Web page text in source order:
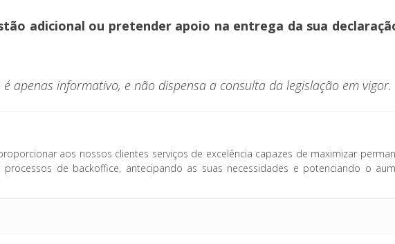
adicional ou pretender apoio na entrega da sua
apenas informativo, e não dispensa a consulta da legislação em vigor.
aos nossos clientes serviços de excelência capazes de maximizar
processos de backoffice, antecipando as suas necessidades e potenciando o